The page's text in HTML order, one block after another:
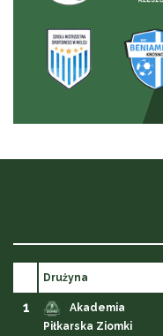
Drużyna
1
Akademia
Piłkarska Ziomki